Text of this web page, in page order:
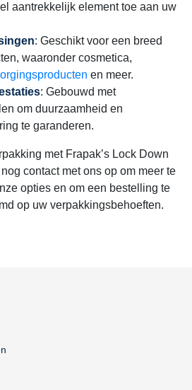
aantrekkelijk element toe aan uw
: Geschikt voor een breed
waaronder cosmetica,
en meer.
: Gebouwd met
om duurzaamheid en
te garanderen.
met Frapak’s Lock Down
contact met ons op om meer te
opties en om een bestelling te
op uw verpakkingsbehoeften.